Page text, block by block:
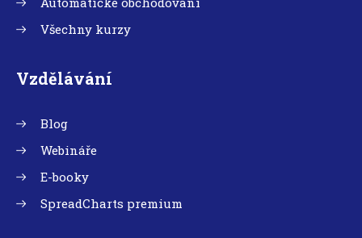
Všechny kurzy
Vzdělávání
Blog
Webináře
E-booky
SpreadCharts premium